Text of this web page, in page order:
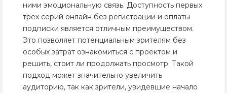
ними эмоциональную связь. Доступность первых
трех серий онлайн без регистрации и оплаты
подписки является отличным преимуществом.
Это позволяет потенциальным зрителям без
особых затрат ознакомиться с проектом и
решить, стоит ли продолжать просмотр. Такой
подход может значительно увеличить
аудиторию, так как зрители, увидевшие начало